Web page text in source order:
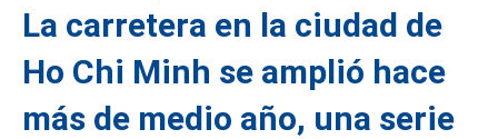
La carretera en la ciudad de
Ho Chi Minh se amplió hace
más de medio año, una serie